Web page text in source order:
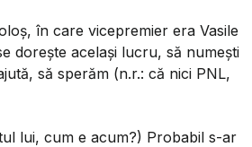
în care vicepremier era Vasile
dorește același lucru, să numești
să sperăm (n.r.: că nici PNL,
lui, cum e acum?) Probabil s-ar